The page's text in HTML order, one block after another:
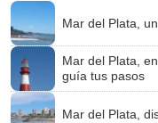
Mar del Plata,
Mar del Plata,
guía tus pasos
Mar del Plata,